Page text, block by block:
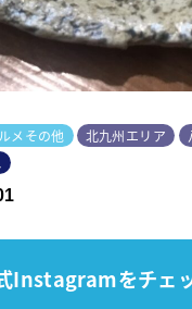
メその他 北九州エリア
Instagramをチェ